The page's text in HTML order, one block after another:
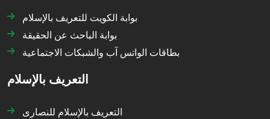
بوابة الكويت للتعريف بالإسلام
بوابة الباحث عن الحقيقة
بطاقات الواتس آب والشبكات الاجتماعية
التعريف بالإسلام
التعريف بالإسلام للنصارى